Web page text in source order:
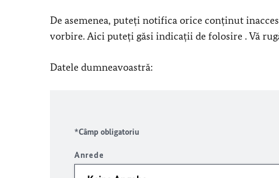
De asemenea, puteți notifica orice conținut
vorbire. Aici puteți găsi indicații de folosire . Vă
Datele dumneavoastră:
*Câmp obligatoriu
Anrede